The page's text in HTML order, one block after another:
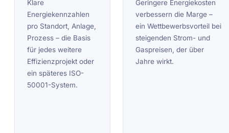
Klare
Energiekennzahlen
pro Standort, Anlage,
Prozess – die Basis
für jedes weitere
Effizienzprojekt oder
ein späteres ISO-
50001-System.
Geringere Energiekosten
verbessern die Marge –
ein Wettbewerbsvorteil bei
steigenden Strom- und
Gaspreisen, der über
Jahre wirkt.